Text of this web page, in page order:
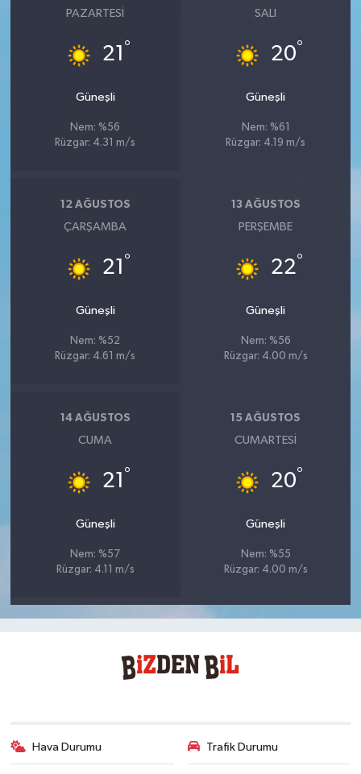
PAZARTESI
21 °
Güneşli
Nem: %56
Rüzgar: 4.31 m/s
SALI
20°
Güneşli
Nem: %61
Rüzgar: 4.19 m/s
12 AĞUSTOS
ÇARŞAMBA
21 °
Güneşli
Nem: %52
Rüzgar: 4.61 m/s
13 AĞUSTOS
PERŞEMBE
22°
Güneşli
Nem: %56
Rüzgar: 4.00 m/s
14 AĞUSTOS
CUMA
21 °
Güneşli
Nem: %57
Rüzgar: 4.11 m/s
15 AĞUSTOS
CUMARTESI
20°
Güneşli
Nem: %55
Rüzgar: 4.00 m/s
Hava Durumu Trafik Durumu